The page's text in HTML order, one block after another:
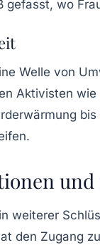
gefasst, wo
Welle von
Aktivisten
weiterer
den Zugang